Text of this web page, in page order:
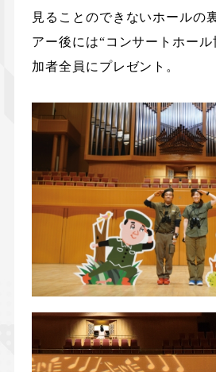
見ることのできないホールの
アー後には“コンサートホール
加者全員にプレゼント。